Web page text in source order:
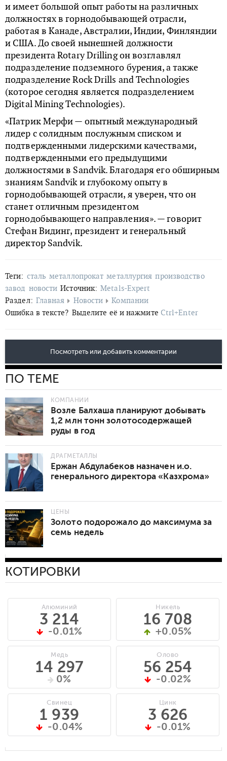
и имеет большой опыт работы на различных
должностях в горнодобывающей отрасли,
работая в Канаде, Австралии, Индии, Финляндии
и США. До своей нынешней должности
президента Rotary Drilling он возглавлял
подразделение подземного бурения, а также
подразделение Rock Drills and Technologies
(которое сегодня является подразделением
Digital Mining Technologies).
«Патрик Мерфи — опытный международный
лидер с солидным послужным списком и
подтвержденными лидерскими качествами,
подтвержденными его предыдущими
должностями в Sandvik. Благодаря его обширным
знаниям Sandvik и глубокому опыту в
горнодобывающей отрасли, я уверен, что он
станет отличным президентом
горнодобывающего направления». — говорит
Стефан Видинг, президент и генеральный
директор Sandvik.
Теги: сталь металлопрокат металлургия производство
завод новости Источник: Metals-Expert
Раздел: Главная Новости
Компании
Ошибка в тексте? Выделите её и нажмите Ctrl+Enter
Посмотреть или добавить комментарии
ПО ТЕМЕ
КОМПАНИИ
Возле Балхаша планируют добывать
1,2 млн тонн золотосодержащей
руды в год
ДРАГМЕТАЛЛЫ
Ержан Абдулабеков назначен и.о.
генерального директора «Казхрома»
ЦЕНЫ
Золото подорожало до максимума за
семь недель
КОТИРОВКИ
Алюминий
3 214
-0.01%
Медь
14 297
0%
Свинец
1 939
-0.04%
Никель
16 708
+0.05%
Олово
56 254
-0.02%
Цинк
3 626
-0.01%